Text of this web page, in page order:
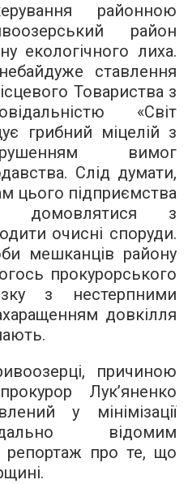
районною
район
екологічного лиха.
ставлення
Товариства з
«Світ
грибний міцелій з
вимог
Слід думати,
цього підприємства
домовлятися з
очисні споруди.
мешканців району
прокурорського
з нестерпними
довкілля
причиною
Лук’яненко
у мінімізації
відомим
репортаж про те, що